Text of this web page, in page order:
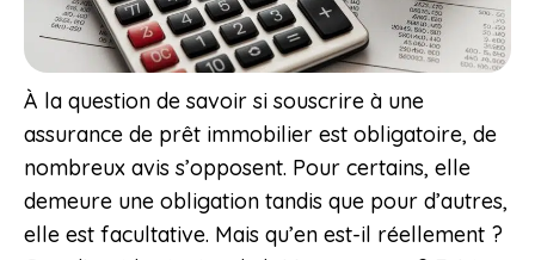
À la question de savoir si souscrire à une
assurance de prêt immobilier est obligatoire, de
nombreux avis s’opposent. Pour certains, elle
demeure une obligation tandis que pour d’autres,
elle est facultative. Mais qu’en est-il réellement ?